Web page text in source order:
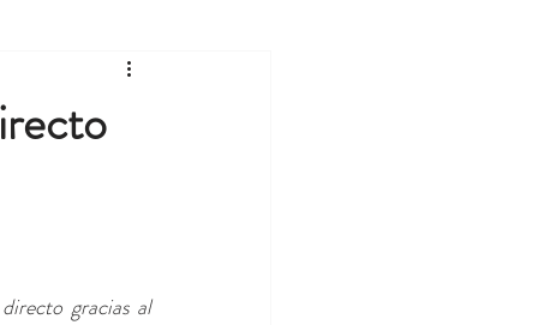
Con la llegada de la primavera, Girona se convierte en el epicentro de la música en directo gracias al